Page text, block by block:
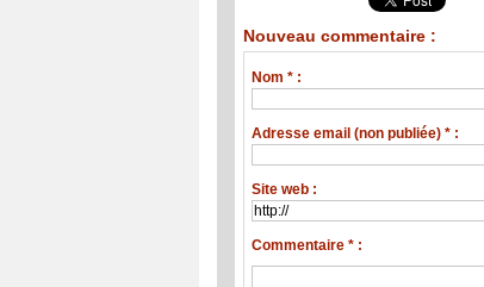
Nouveau commentaire :
Nom * :
Adresse email (non publiée) * :
Site web :
Commentaire * :